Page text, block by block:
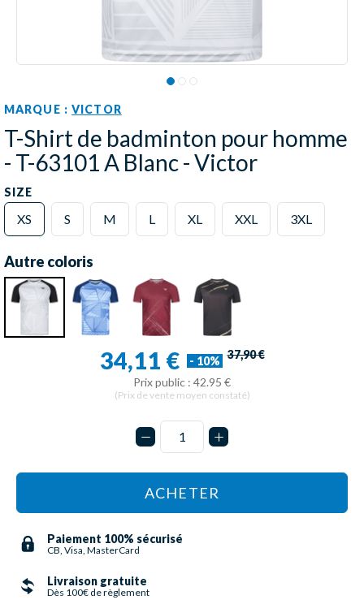
MARQUE :VICTOR
T-Shirt de badminton pour homme
- T-63101 A Blanc - Victor
SIZE
XS S M L XL XXL 3XL
Autre coloris
34,11 € - 10% 37,90 €
Prix public : 42.95 €
(Prix de vente moyen constaté)
ACHETER
Paiement 100% sécurisé
CB, Visa, MasterCard
Livraison gratuite
Dès 100€ de règlement